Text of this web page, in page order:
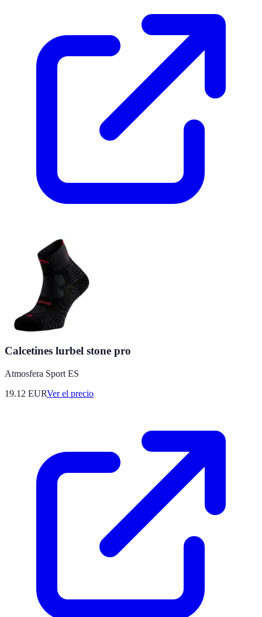
Calcetines lurbel stone pro
Atmosfera Sport ES
19.12 EURVer el precio